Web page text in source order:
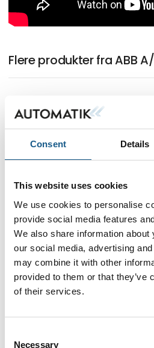
Consent Details
This website uses cookies
We use cookies to personalise
provide social media features
We also share information
our social media, advertising
may combine it with other
provided to them or that they’ve
of their services.
Necessary
Flere produkter fra ABB
Opnå den højeste
SynRM
ACS180:
nem installation, enkel
let vedligeholdelse
Gør din ledningsmontage
med Push-in